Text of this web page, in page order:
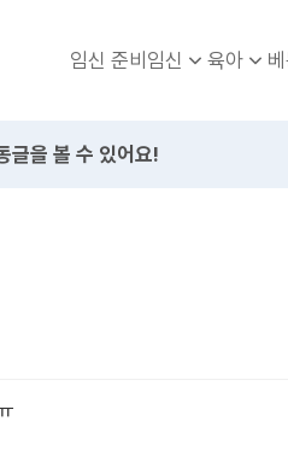
임신 준비임신 육아
글을 볼 수 있어요!